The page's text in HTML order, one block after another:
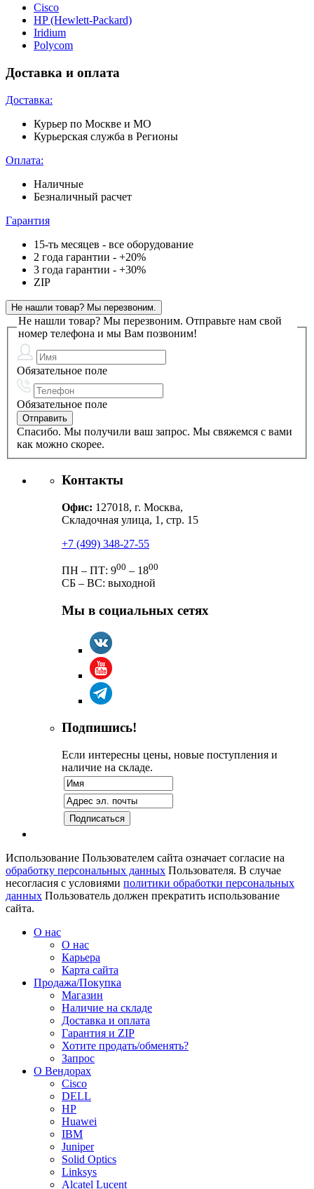
Cisco
HP (Hewlett-Packard)
Iridium
Polycom
Доставка и оплата
Доставка:
Курьер по Москве и МО
Курьерская служба в Регионы
Оплата:
Наличные
Безналичный расчет
Гарантия
15-ть месяцев - все оборудование
2 года гарантии - +20%
3 года гарантии - +30%
ZIP
Не нашли товар? Мы перезвоним.
Не нашли товар? Мы перезвоним. Отправьте нам свой
номер телефона и мы Вам позвоним!
Обязательное поле
Обязательное поле
Спасибо. Мы получили ваш запрос. Мы свяжемся с вами
как можно скорее.
Контакты
Офис: 127018, г. Москва,
Складочная улица, 1, стр. 15
+7 (499) 348-27-55
ПН – ПТ: 900 – 1800
СБ – ВС: выходной
Мы в социальных сетях
Подпишись!
Если интересны цены, новые поступления и
наличие на складе.
Использование Пользователем сайта означает согласие на
обработку персональных данных Пользователя. В случае
несогласия с условиями политики обработки персональных
данных Пользователь должен прекратить использование
сайта.
О нас
О нас
Карьера
Карта сайта
Продажа/Покупка
Магазин
Наличие на складе
Доставка и оплата
Гарантия и ZIP
Хотите продать/обменять?
Запрос
О Вендорах
Cisco
DELL
HP
Huawei
IBM
Juniper
Solid Optics
Linksys
Alcatel Lucent